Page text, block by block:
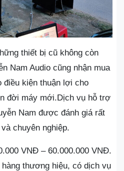
thiết bị cũ không còn
Nam Audio cũng nhận mua
điều kiện thuận lợi cho
đời máy mới.Dịch vụ hỗ trợ
Nam được đánh giá rất
chuyên nghiệp.
VNĐ – 60.000.000 VNĐ.
hàng thương hiệu, có dịch vụ